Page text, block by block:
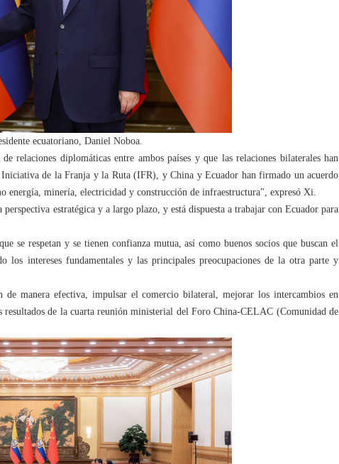
ecuatoriano, Daniel Noboa.
relaciones diplomáticas entre ambos países y que las relaciones bilaterales han
de la Franja y la Ruta (IFR), y China y Ecuador han firmado un acuerdo
energía, minería, electricidad y construcción de infraestructura", expresó Xi.
estratégica y a largo plazo, y está dispuesta a trabajar con Ecuador para
se respetan y se tienen confianza mutua, así como buenos socios que buscan el
los intereses fundamentales y las principales preocupaciones de la otra parte y
manera efectiva, impulsar el comercio bilateral, mejorar los intercambios en
de la cuarta reunión ministerial del Foro China-CELAC (Comunidad de